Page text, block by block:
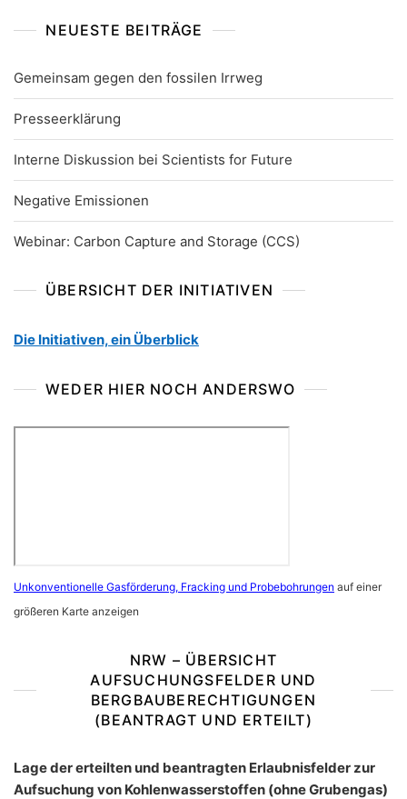
NEUESTE BEITRÄGE
Gemeinsam gegen den fossilen Irrweg
Presseerklärung
Interne Diskussion bei Scientists for Future
Negative Emissionen
Webinar: Carbon Capture and Storage (CCS)
ÜBERSICHT DER INITIATIVEN
Die Initiativen, ein Überblick
WEDER HIER NOCH ANDERSWO
Unkonventionelle Gasförderung, Fracking und Probebohrungen auf einer
größeren Karte anzeigen
NRW – ÜBERSICHT
AUFSUCHUNGSFELDER UND
BERGBAUBERECHTIGUNGEN
(BEANTRAGT UND ERTEILT)
Lage der erteilten und beantragten Erlaubnisfelder zur
Aufsuchung von Kohlenwasserstoffen (ohne Grubengas)